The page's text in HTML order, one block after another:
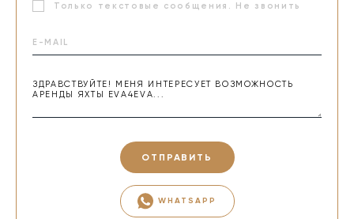
Только текстовые сообщения. Не звонить
ОТПРАВИТЬ
WHATSAPP